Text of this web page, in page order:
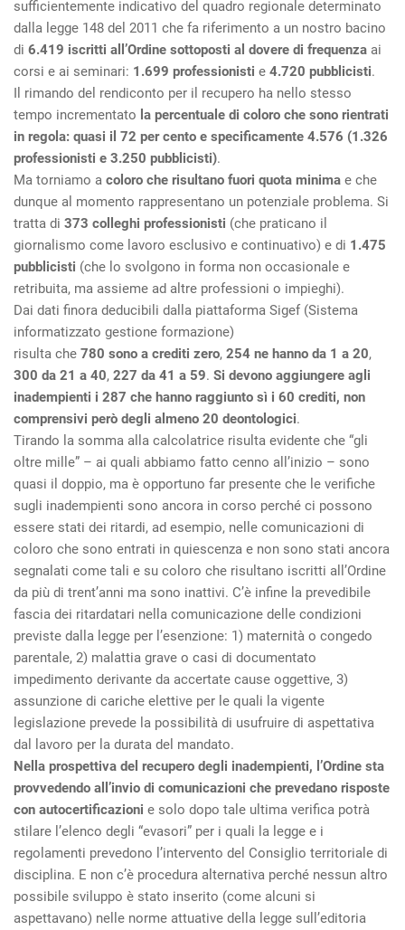
sufficientemente indicativo del quadro regionale determinato
dalla legge 148 del 2011 che fa riferimento a un nostro bacino
di 6.419 iscritti all’Ordine sottoposti al dovere di frequenza ai
corsi e ai seminari: 1.699 professionisti e 4.720 pubblicisti.
Il rimando del rendiconto per il recupero ha nello stesso
tempo incrementato la percentuale di coloro che sono rientrati
in regola: quasi il 72 per cento e specificamente 4.576 (1.326
professionisti e 3.250 pubblicisti).
Ma torniamo a coloro che risultano fuori quota minima e che
dunque al momento rappresentano un potenziale problema. Si
tratta di 373 colleghi professionisti (che praticano il
giornalismo come lavoro esclusivo e continuativo) e di 1.475
pubblicisti (che lo svolgono in forma non occasionale e
retribuita, ma assieme ad altre professioni o impieghi).
Dai dati finora deducibili dalla piattaforma Sigef (Sistema
informatizzato gestione formazione)
risulta che 780 sono a crediti zero, 254 ne hanno da 1 a 20,
300 da 21 a 40, 227 da 41 a 59. Si devono aggiungere agli
inadempienti i 287 che hanno raggiunto sì i 60 crediti, non
comprensivi però degli almeno 20 deontologici.
Tirando la somma alla calcolatrice risulta evidente che “gli
oltre mille” – ai quali abbiamo fatto cenno all’inizio – sono
quasi il doppio, ma è opportuno far presente che le verifiche
sugli inadempienti sono ancora in corso perché ci possono
essere stati dei ritardi, ad esempio, nelle comunicazioni di
coloro che sono entrati in quiescenza e non sono stati ancora
segnalati come tali e su coloro che risultano iscritti all’Ordine
da più di trent’anni ma sono inattivi. C’è infine la prevedibile
fascia dei ritardatari nella comunicazione delle condizioni
previste dalla legge per l’esenzione: 1) maternità o congedo
parentale, 2) malattia grave o casi di documentato
impedimento derivante da accertate cause oggettive, 3)
assunzione di cariche elettive per le quali la vigente
legislazione prevede la possibilità di usufruire di aspettativa
dal lavoro per la durata del mandato.
Nella prospettiva del recupero degli inadempienti, l’Ordine sta
provvedendo all’invio di comunicazioni che prevedano risposte
con autocertificazioni e solo dopo tale ultima verifica potrà
stilare l’elenco degli “evasori” per i quali la legge e i
regolamenti prevedono l’intervento del Consiglio territoriale di
disciplina. E non c’è procedura alternativa perché nessun altro
possibile sviluppo è stato inserito (come alcuni si
aspettavano) nelle norme attuative della legge sull’editoria